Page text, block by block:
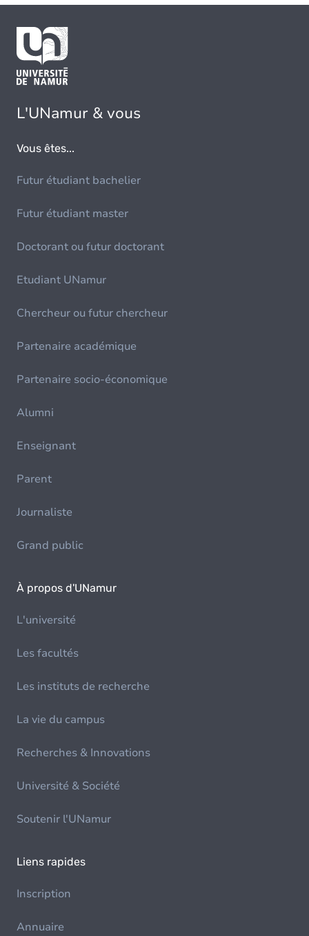
L'UNamur & vous
Vous êtes...
Futur étudiant bachelier
Futur étudiant master
Doctorant ou futur doctorant
Etudiant UNamur
Chercheur ou futur chercheur
Partenaire académique
Partenaire socio-économique
Alumni
Enseignant
Parent
Journaliste
Grand public
À propos d'UNamur
L'université
Les facultés
Les instituts de recherche
La vie du campus
Recherches & Innovations
Université & Société
Soutenir l'UNamur
Liens rapides
Inscription
Annuaire